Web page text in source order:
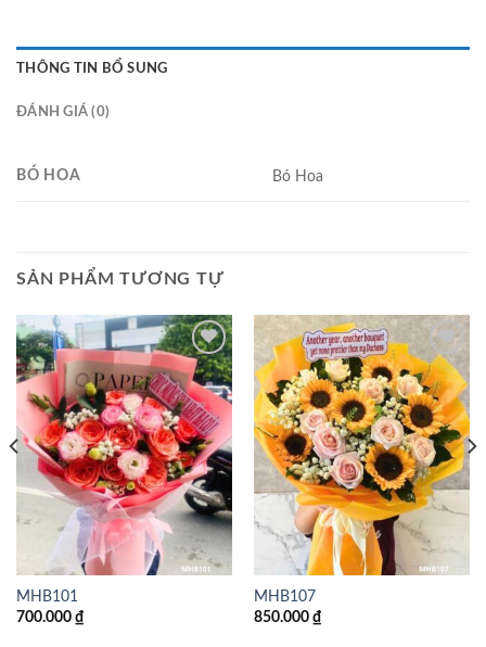
THÔNG TIN BỔ SUNG
ĐÁNH GIÁ (0)
BÓ HOA Bó Hoa
SẢN PHẨM TƯƠNG TỰ
Add to
wishlist
MHB101
700.000 ₫
Add to
wishlist
MHB107
850.000 ₫